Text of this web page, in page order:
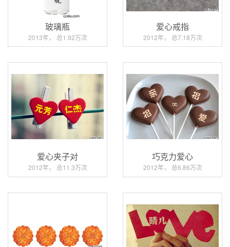
玻璃瓶
2013年， 总1.92万次
爱心戒指
2012年， 总7.18万次
爱心夹子对
2012年， 总11.3万次
巧克力爱心
2012年， 总6.86万次